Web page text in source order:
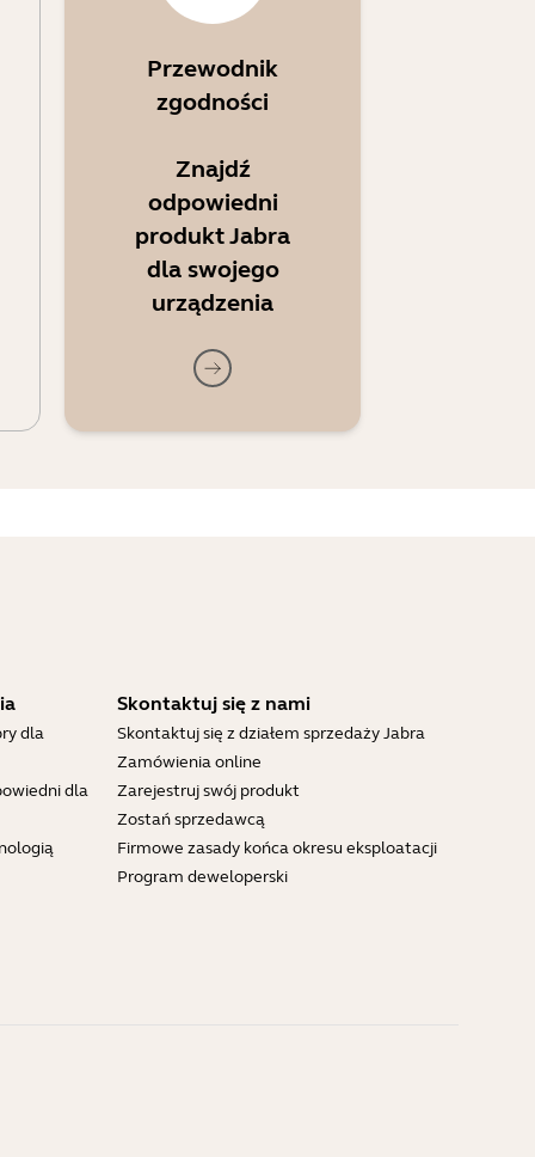
Przewodnik
zgodności
Znajdź
odpowiedni
produkt Jabra
dla swojego
urządzenia
dla
dla
Skontaktuj się z nami
Skontaktuj się z działem sprzedaży Jabra
Zamówienia online
Zarejestruj swój produkt
Zostań sprzedawcą
Firmowe zasady końca okresu eksploatacji
Program deweloperski